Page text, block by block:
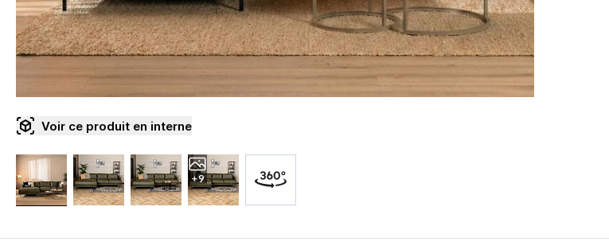
Voir ce produit en interne
+9